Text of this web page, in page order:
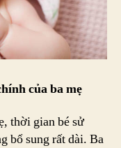
của ba mẹ
thời gian bé sử
bổ sung rất dài. Ba